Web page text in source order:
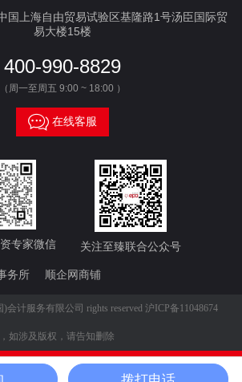
国上海自由贸易试验区基隆路1号汤臣国际贸
易大楼15楼
400-990-8829
（周一至周五 9:00 ~ 18:00 ）
 在线客服
专家微信 关注至臻联合公众号
务所 顺企网商铺
计服务有限公司 rights reserved 沪ICP备11048674
如涉及版权，请告知删除
  